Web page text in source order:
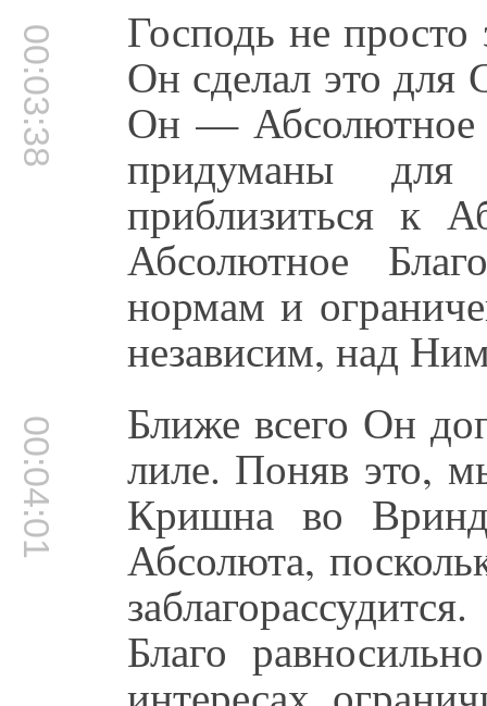
00:03:38 Господь не просто
Он сделал это
Он — Абсолютное
придуманы
приблизиться к
Абсолютное
нормам и
независим, над
00:04:01 Ближе всего Он
лиле. Поняв это,
Кришна во
Абсолюта,
Благо